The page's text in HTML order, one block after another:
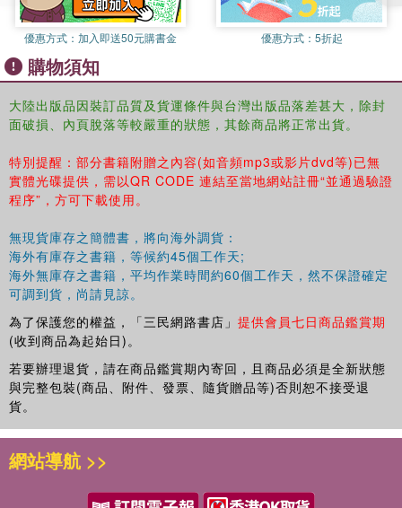
優惠方式： 加入即送50元購書金 優惠方式： 5折起
購物須知
大陸出版品因裝訂品質及貨運條件與台灣出版品落差甚大，除封
面破損、內頁脫落等較嚴重的狀態，其餘商品將正常出貨。
特別提醒：部分書籍附贈之內容(如音頻mp3或影片dvd等)已無
實體光碟提供，需以QR CODE 連結至當地網站註冊“並通過驗證
程序”，方可下載使用。
無現貨庫存之簡體書，將向海外調貨：
海外有庫存之書籍，等候約45個工作天;
海外無庫存之書籍，平均作業時間約60個工作天，然不保證確定
可調到貨，尚請見諒。
為了保護您的權益，「三民網路書店」 提供會員七日商品鑑賞期
(收到商品為起始日)。
若要辦理退貨，請在商品鑑賞期內寄回，且商品必須是全新狀態
與完整包裝(商品、附件、發票、隨貨贈品等)否則恕不接受退
貨。
網站導航 >>